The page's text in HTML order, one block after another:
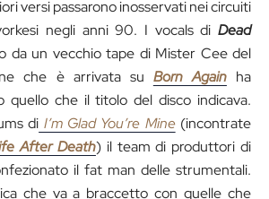
versi passarono inosservati nei circuiti
negli anni 90. I vocals di Dead
da un vecchio tape di Mister Cee del
che è arrivata su Born Againha
quello che il titolo del disco indicava.
di I’m Glad You’re Mine(incontrate
After Death) il team di produttori di
il fat man delle strumentali.
che va a braccetto con quelle che